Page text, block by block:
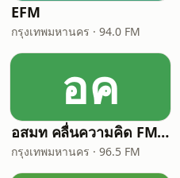
EFM
กรุงเทพมหานคร · 94.0 FM
อค
อสมท คลื่นความคิด FM96.5 (Thinking Radio)
กรุงเทพมหานคร · 96.5 FM